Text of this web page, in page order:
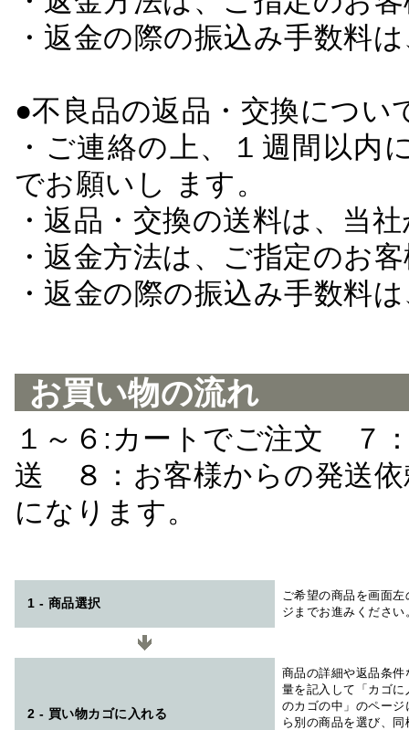
・返金の際の振込み手数料
●不良品の返品・交換につい
・ご連絡の上、１週間以
でお願いし ます。
・返品・交換の送料は、当
・返金方法は、ご指定のお
・返金の際の振込み手数料
お買い物の流れ
１～６:カートでご注文 ７
送 ８：お客様からの発送
になります。
1 - 商品選択
ご希望の商品を画面
ジまでお進みください
2 - 買い物カゴに入れる
商品の詳細や返品条
量を記入して「カゴ
のカゴの中」のペー
ら別の商品を選び、